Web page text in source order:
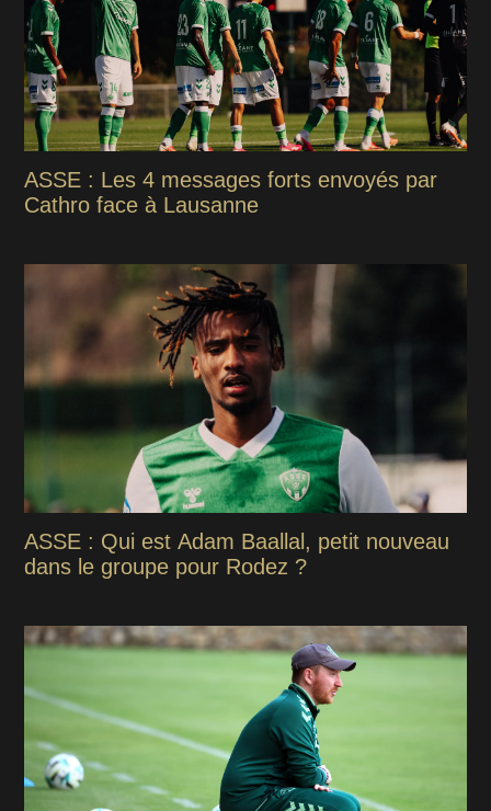
ASSE : Les 4 messages forts envoyés par
Cathro face à Lausanne
ASSE : Qui est Adam Baallal, petit nouveau
dans le groupe pour Rodez ?